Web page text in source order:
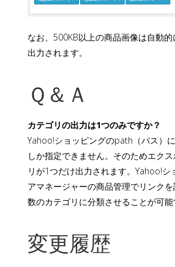
なお、500KB以上の商品画像は自動
出力されます。
Ｑ＆Ａ
カテゴリの出力は1つのみですか？
Yahoo!ショッピングのpath（パス）
しか指定できません。そのためエク
リが1つだけ出力されます。Yahoo!シ
アマネージャーの商品管理でリンク
数のカテゴリに分類させることが可能
変更履歴